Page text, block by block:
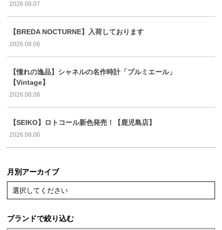
2026.08.07
【BREDA NOCTURNE】入荷しております
2026.08.06
【憧れの逸品】シャネルの名作時計「プルミエール」
【Vintage】
2026.08.06
【SEIKO】ロトコール新色発売！【鹿児島店】
2026.08.06
月別アーカイブ
選択してください
ブランドで絞り込む